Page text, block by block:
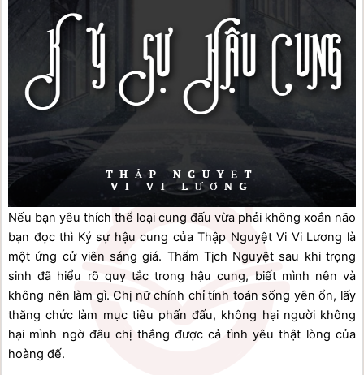
Nếu bạn yêu thích thể loại cung đấu vừa phải không xoắn não
bạn đọc thì Ký sự hậu cung của Thập Nguyệt Vi Vi Lương là
một ứng cử viên sáng giá. Thẩm Tịch Nguyệt sau khi trọng
sinh đã hiểu rõ quy tắc trong hậu cung, biết mình nên và
không nên làm gì. Chị nữ chính chỉ tính toán sống yên ổn, lấy
thăng chức làm mục tiêu phấn đấu, không hại người không
hại mình ngờ đâu chị thắng được cả tình yêu thật lòng của
hoàng đế.